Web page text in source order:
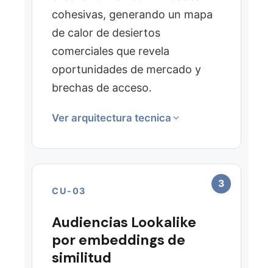
influencia para estimar
mercado alcanzable.
cohesivas, generando un mapa
de calor de desiertos
comerciales que revela
oportunidades de mercado y
brechas de acceso.
Ver arquitectura tecnica
Indicadores Socioeconomicos
Perfiles de Personas
Segmento Generacional
Uso de Aplicaciones
3
CU-03
Audiencias Lookalike
por embeddings de
similitud